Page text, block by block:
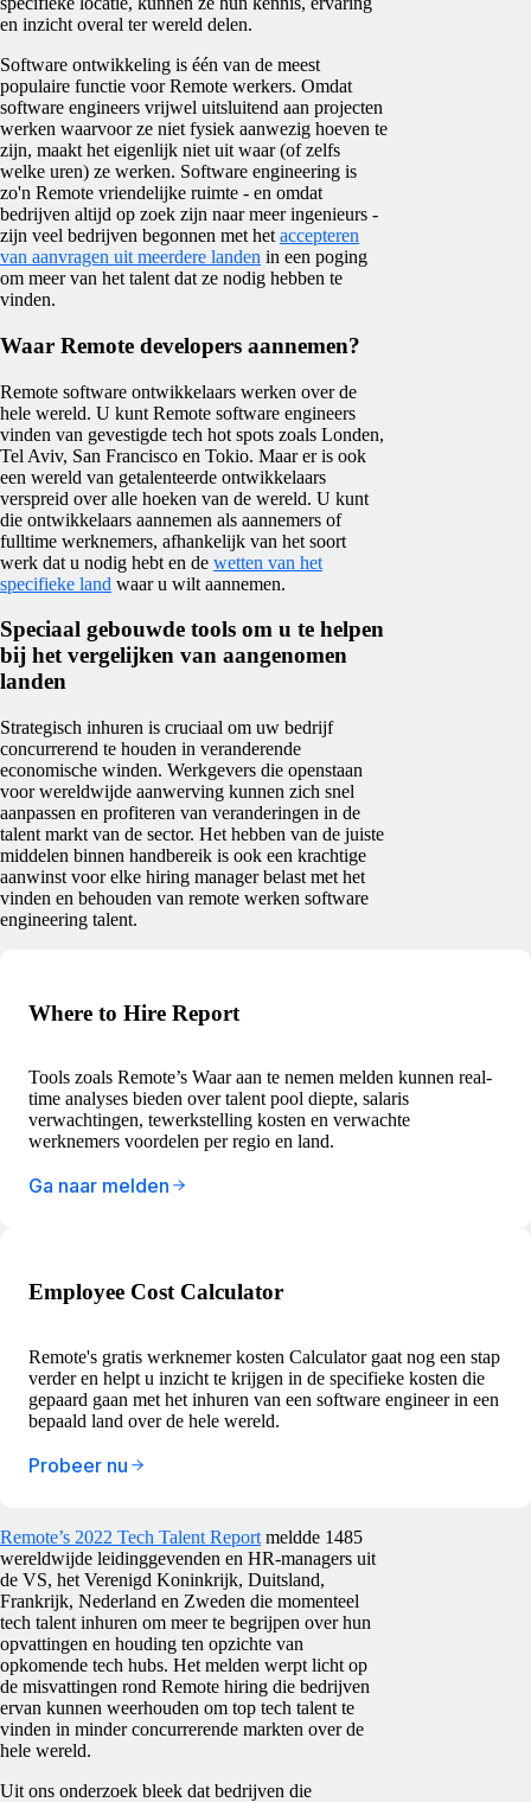
en inzicht overal ter wereld delen.
Software ontwikkeling is één van de meest
populaire functie voor Remote werkers. Omdat
software engineers vrijwel uitsluitend aan projecten
werken waarvoor ze niet fysiek aanwezig hoeven te
zijn, maakt het eigenlijk niet uit waar (of zelfs
welke uren) ze werken. Software engineering is
zo'n Remote vriendelijke ruimte - en omdat
bedrijven altijd op zoek zijn naar meer ingenieurs -
zijn veel bedrijven begonnen met het accepteren
van aanvragen uit meerdere landen in een poging
om meer van het talent dat ze nodig hebben te
vinden.
Waar Remote developers aannemen?
Remote software ontwikkelaars werken over de
hele wereld. U kunt Remote software engineers
vinden van gevestigde tech hot spots zoals Londen,
Tel Aviv, San Francisco en Tokio. Maar er is ook
een wereld van getalenteerde ontwikkelaars
verspreid over alle hoeken van de wereld. U kunt
die ontwikkelaars aannemen als aannemers of
fulltime werknemers, afhankelijk van het soort
werk dat u nodig hebt en de wetten van het
specifieke land waar u wilt aannemen.
Speciaal gebouwde tools om u te helpen
bij het vergelijken van aangenomen
landen
Strategisch inhuren is cruciaal om uw bedrijf
concurrerend te houden in veranderende
economische winden. Werkgevers die openstaan
voor wereldwijde aanwerving kunnen zich snel
aanpassen en profiteren van veranderingen in de
talent markt van de sector. Het hebben van de juiste
middelen binnen handbereik is ook een krachtige
aanwinst voor elke hiring manager belast met het
vinden en behouden van remote werken software
engineering talent.
Where to Hire Report
Tools zoals Remote’s Waar aan te nemen melden kunnen real-
time analyses bieden over talent pool diepte, salaris
verwachtingen, tewerkstelling kosten en verwachte
werknemers voordelen per regio en land.
Ga naar melden
Employee Cost Calculator
Remote's gratis werknemer kosten Calculator gaat nog een stap
verder en helpt u inzicht te krijgen in de specifieke kosten die
gepaard gaan met het inhuren van een software engineer in een
bepaald land over de hele wereld.
Probeer nu
Remote’s 2022 Tech Talent Report meldde 1485
wereldwijde leidinggevenden en HR-managers uit
de VS, het Verenigd Koninkrijk, Duitsland,
Frankrijk, Nederland en Zweden die momenteel
tech talent inhuren om meer te begrijpen over hun
opvattingen en houding ten opzichte van
opkomende tech hubs. Het melden werpt licht op
de misvattingen rond Remote hiring die bedrijven
ervan kunnen weerhouden om top tech talent te
vinden in minder concurrerende markten over de
hele wereld.
Uit ons onderzoek bleek dat bedrijven die